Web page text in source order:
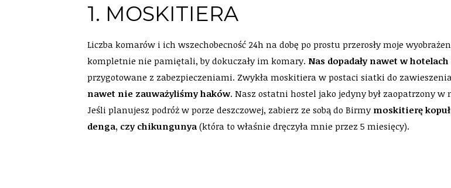
1. MOSKITIERA
Liczba komarów i ich wszechobecność 24h na dobę po prostu przerosły moje
kompletnie nie pamiętali, by dokuczały im komary. Nas dopadały nawet w
przygotowane z zabezpieczeniami. Zwykła moskitiera w postaci siatki do
nawet nie zauważyliśmy haków. Nasz ostatni hostel jako jedyny był zaopatrzony
Jeśli planujesz podróż w porze deszczowej, zabierz ze sobą do Birmy moskitierę
denga, czy chikungunya (która to właśnie dręczyła mnie przez 5 miesięcy).